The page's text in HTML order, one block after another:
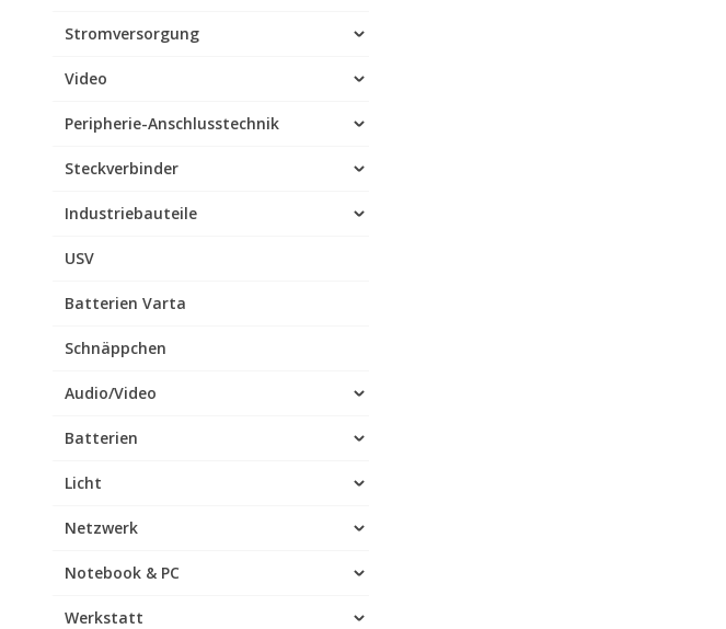
Stromversorgung
Video
Peripherie-Anschlusstechnik
Steckverbinder
Industriebauteile
USV
Batterien Varta
Schnäppchen
Audio/Video
Batterien
Licht
Netzwerk
Notebook & PC
Werkstatt